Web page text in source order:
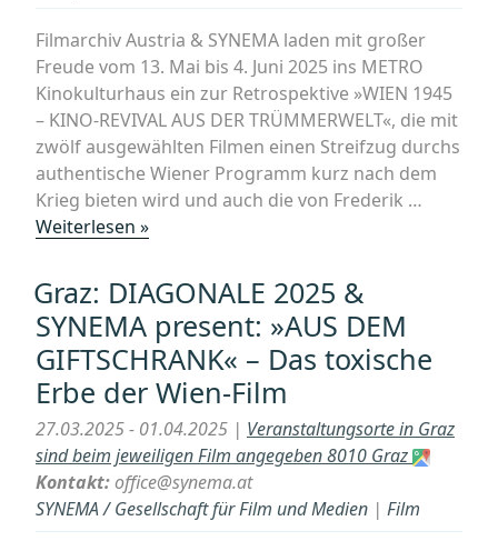
Filmarchiv Austria & SYNEMA laden mit großer
Freude vom 13. Mai bis 4. Juni 2025 ins METRO
Kinokulturhaus ein zur Retrospektive »WIEN 1945
– KINO-REVIVAL AUS DER TRÜMMERWELT«, die mit
zwölf ausgewählten Filmen einen Streifzug durchs
authentische Wiener Programm kurz nach dem
Krieg bieten wird und auch die von Frederik …
Weiterlesen »„WIEN
–
Kino-
Revival
aus
der
Film-
Retro
im
Metro-
Graz: DIAGONALE 2025 &
SYNEMA present: »AUS DEM
GIFTSCHRANK« – Das toxische
Erbe der Wien-Film
27.03.2025 - 01.04.2025 | Veranstaltungsorte in Graz
sind beim jeweiligen Film angegeben 8010 Graz
Kontakt:office@synema.at
SYNEMA / Gesellschaft für Film und Medien | Film